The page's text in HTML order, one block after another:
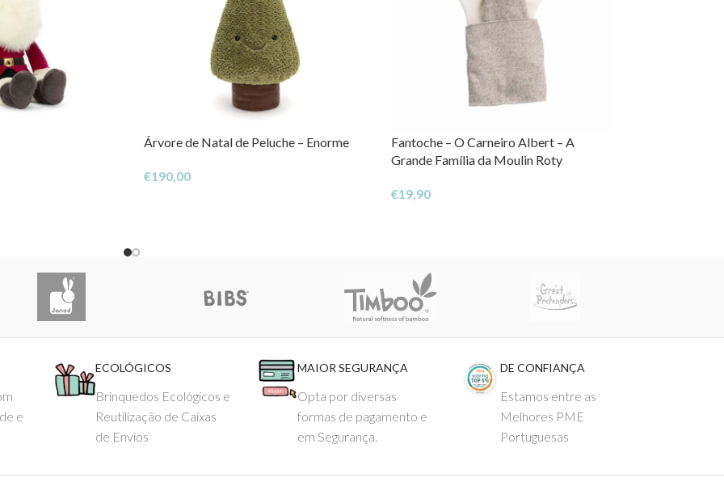
Árvore de Natal de Peluche – Enorme
€190,00
Fantoche – O Carneiro Albert – A
Grande Família da Moulin Roty
€19,90
e
ECOLÓGICOS
Brinquedos Ecológicos e
Reutilização de Caixas
de Envios
MAIOR SEGURANÇA
Opta por diversas
formas de pagamento e
em Segurança.
DE CONFIANÇA
Estamos entre as
Melhores PME
Portuguesas